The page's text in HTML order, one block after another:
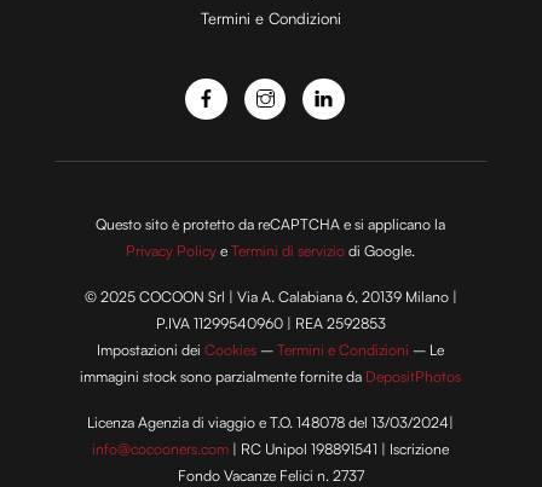
o
Termini e Condizioni
Questo sito è protetto da reCAPTCHA e si applicano la
Privacy Policy eTermini di servizio di Google.
© 2025 COCOON Srl | Via A. Calabiana 6, 20139 Milano |
P.IVA 11299540960 | REA 2592853
Impostazioni deiCookies –Termini e Condizioni – Le
immagini stock sono parzialmente fornite da DepositPhotos
Licenza Agenzia di viaggio e T.O. 148078 del 13/03/2024|
info@cocooners.com | RC Unipol 198891541 | Iscrizione
Fondo Vacanze Felici n. 2737